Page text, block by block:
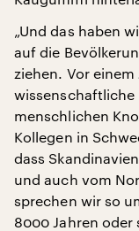
„Und das haben
auf die
ziehen. Vor
wissenschaftliche
menschlichen
Kollegen in
dass
und auch vom
sprechen wir so
8000 Jahren oder